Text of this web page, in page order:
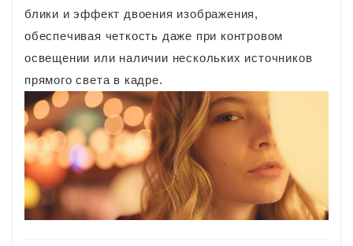
блики и эффект двоения изображения,
обеспечивая четкость даже при контровом
освещении или наличии нескольких источников
прямого света в кадре.